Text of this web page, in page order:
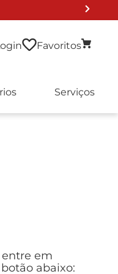
Favoritos
Serviços
entre em
abaixo: